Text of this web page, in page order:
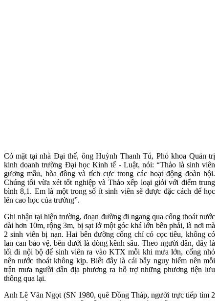
Có mặt tại nhà Đại thể, ông Huỳnh Thanh Tú, Phó khoa Quản trị
kinh doanh trường Đại học Kinh tế - Luật, nói: “Thảo là sinh viên
gương mẫu, hòa đồng và tích cực trong các hoạt động đoàn hội.
Chúng tôi vừa xét tốt nghiệp và Thảo xếp loại giỏi với điểm trung
bình 8,1. Em là một trong số ít sinh viên sẽ được đặc cách để học
lên cao học của trường”.
Ghi nhận tại hiện trường, đoạn đường đi ngang qua cống thoát nước
dài hơn 10m, rộng 3m, bị sạt lở một góc khá lớn bên phải, là nơi mà
2 sinh viên bị nạn. Hai bên đường cống chỉ có cọc tiêu, không có
lan can bảo vệ, bên dưới là dòng kênh sâu. Theo người dân, đây là
lối đi nội bộ để sinh viên ra vào KTX mỗi khi mưa lớn, cống nhỏ
nên nước thoát không kịp. Biết đây là cái bẫy nguy hiểm nên mỗi
trận mưa người dân địa phương ra hỗ trợ những phương tiện lưu
thông qua lại.
Anh Lê Văn Ngọt (SN 1980, quê Đồng Tháp, người trực tiếp tìm 2